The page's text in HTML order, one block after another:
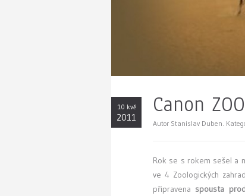
10 kvě
2011 Canon
Autor Stanislav Duben.
Rok se s rokem sešel a
ve 4 Zoologických
připravena spousta